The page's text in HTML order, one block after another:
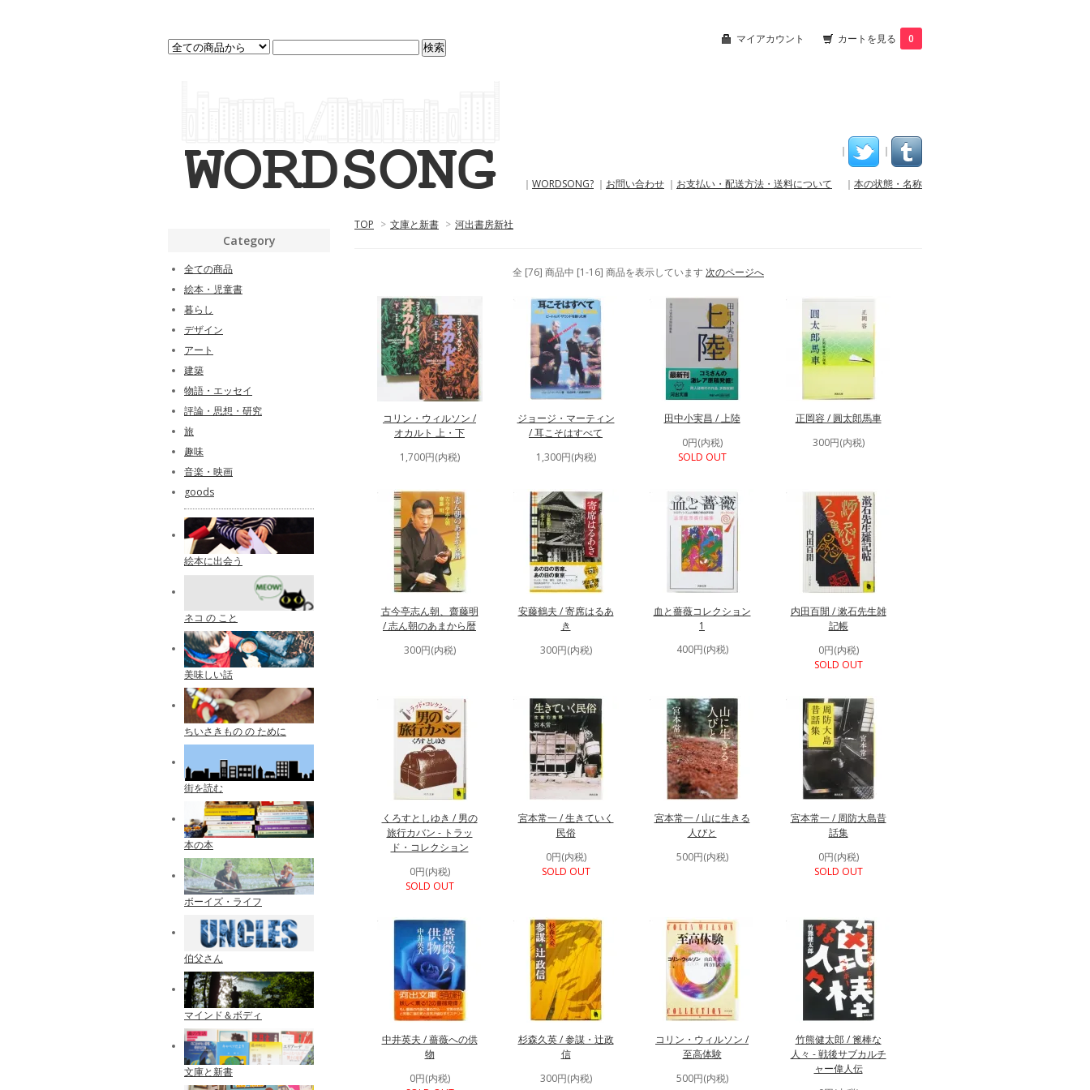
マイアカウント カートを見る 0
｜ ｜
｜ WORDSONG? ｜ お問い合わせ ｜ お支払い・配送方法・送料について ｜ 本の状態・名称
TOP > 文庫と新書 > 河出書房新社
全 [76] 商品中 [1-16] 商品を表示しています 次のページへ
コリン・ウィルソン /
オカルト 上・下
1,700円(内税)
ジョージ・マーティン
/ 耳こそはすべて
1,300円(内税)
田中小実昌 / 上陸
0円(内税)
SOLD OUT
正岡容 / 圓太郎馬車
300円(内税)
古今亭志ん朝、齋藤明
/ 志ん朝のあまから暦
300円(内税)
安藤鶴夫 / 寄席はるあ
き
300円(内税)
血と薔薇コレクション
1
400円(内税)
内田百閒 / 漱石先生雑
記帳
0円(内税)
SOLD OUT
くろすとしゆき / 男の
旅行カバン - トラッ
ド・コレクション
0円(内税)
SOLD OUT
宮本常一 / 生きていく
民俗
0円(内税)
SOLD OUT
宮本常一 / 山に生きる
人びと
500円(内税)
宮本常一 / 周防大島昔
話集
0円(内税)
SOLD OUT
中井英夫 / 薔薇への供
物
0円(内税)
杉森久英 / 参謀・辻政
信
300円(内税)
コリン・ウィルソン /
至高体験
500円(内税)
竹熊健太郎 / 篦棒な
人々 - 戦後サブカルチ
ャー偉人伝
Category
全ての商品
絵本・児童書
暮らし
デザイン
アート
建築
物語・エッセイ
評論・思想・研究
旅
趣味
音楽・映画
goods
絵本に出会う
ネコ の こと
美味しい話
ちいさきもの の ために
街を読む
本の本
ボーイズ・ライフ
伯父さん
マインド＆ボディ
文庫と新書